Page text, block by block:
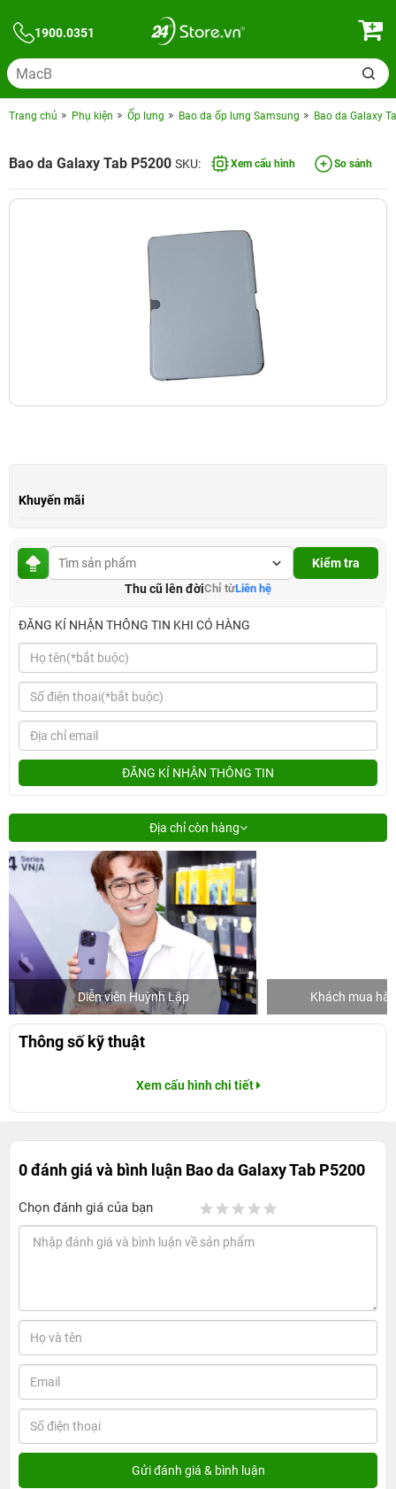
1900.0351
Trang chủ Phụ kiện Ốp lưng Bao da ốp lưng Samsung Bao da Galaxy
Bao da Galaxy Tab P5200 SKU: Xem cấu hình So sánh
Khuyến mãi
Kiểm tra
Thu cũ lên đờiChỉ từLiên hệ
ĐĂNG KÍ NHẬN THÔNG TIN KHI CÓ HÀNG
ĐĂNG KÍ NHẬN THÔNG TIN
Địa chỉ còn hàng
Diễn viên Huỳnh Lập Khách mua
Thông số kỹ thuật
Xem cấu hình chi tiết
0 đánh giá và bình luận Bao da Galaxy Tab P5200
Chọn đánh giá của bạn